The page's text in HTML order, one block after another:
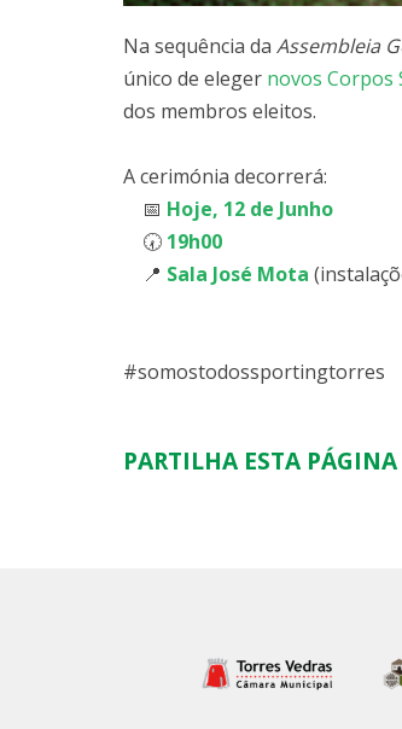
Na sequência da Assembleia
único de eleger novos Corpos
dos membros eleitos.
A cerimónia decorrerá:
📅 Hoje, 12 de Junho
🕢 19h00
📍 Sala José Mota
#somostodossportingtorres
PARTILHA ESTA PÁGINA